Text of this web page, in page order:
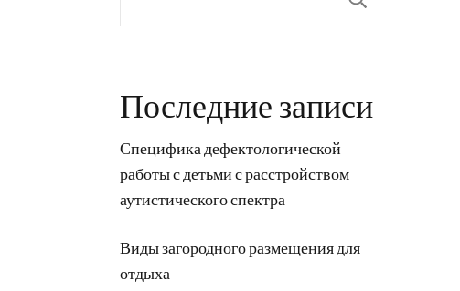
Последние записи
Специфика дефектологической
работы с детьми с расстройством
аутистического спектра
Виды загородного размещения для
отдыха